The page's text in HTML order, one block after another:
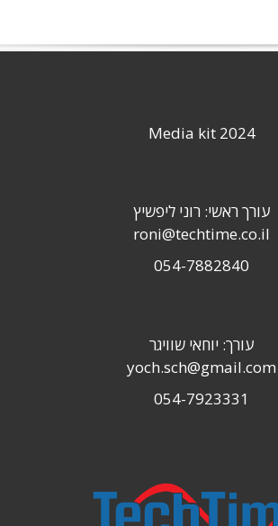
Media kit 2024
עורך ראשי: רוני ליפשיץ
roni@techtime.co.il
054-7882840
עורך: יוחאי שוויגר
yoch.sch@gmail.com
054-7923331